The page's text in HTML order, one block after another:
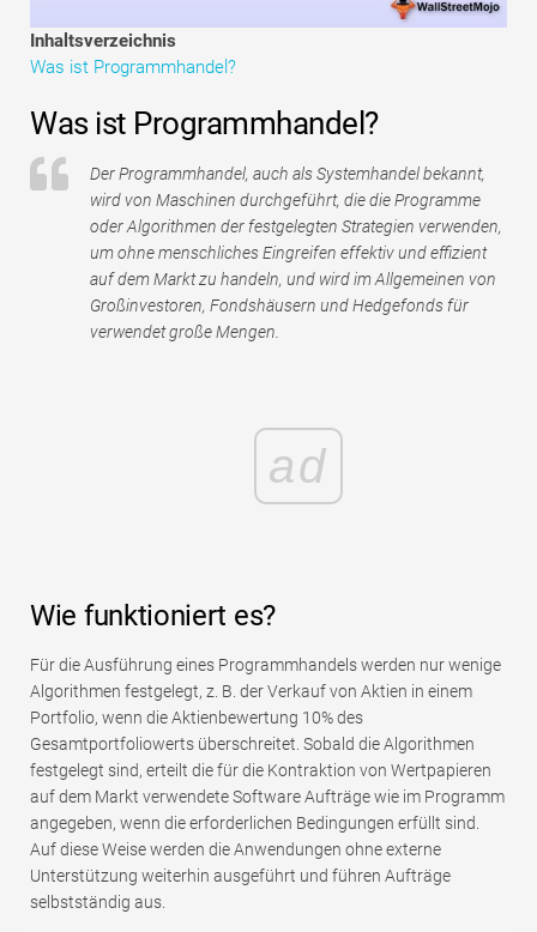
Vollständige Form
Risikomanagement-Tutorials
Inhaltsverzeichnis
Was ist Programmhandel?
Was ist Programmhandel?
Der Programmhandel, auch als Systemhandel bekannt,
wird von Maschinen durchgeführt, die die Programme
oder Algorithmen der festgelegten Strategien verwenden,
um ohne menschliches Eingreifen effektiv und effizient
auf dem Markt zu handeln, und wird im Allgemeinen von
Großinvestoren, Fondshäusern und Hedgefonds für
verwendet große Mengen.
ad
Wie funktioniert es?
Für die Ausführung eines Programmhandels werden nur wenige
Algorithmen festgelegt, z. B. der Verkauf von Aktien in einem
Portfolio, wenn die Aktienbewertung 10% des
Gesamtportfoliowerts überschreitet. Sobald die Algorithmen
festgelegt sind, erteilt die für die Kontraktion von Wertpapieren
auf dem Markt verwendete Software Aufträge wie im Programm
angegeben, wenn die erforderlichen Bedingungen erfüllt sind.
Auf diese Weise werden die Anwendungen ohne externe
Unterstützung weiterhin ausgeführt und führen Aufträge
selbstständig aus.